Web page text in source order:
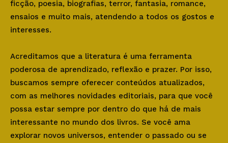
ficção, poesia, biografias, terror, fantasia, romance,
ensaios e muito mais, atendendo a todos os gostos e
interesses.
Acreditamos que a literatura é uma ferramenta
poderosa de aprendizado, reflexão e prazer. Por isso,
buscamos sempre oferecer conteúdos atualizados,
com as melhores novidades editoriais, para que você
possa estar sempre por dentro do que há de mais
interessante no mundo dos livros. Se você ama
explorar novos universos, entender o passado ou se